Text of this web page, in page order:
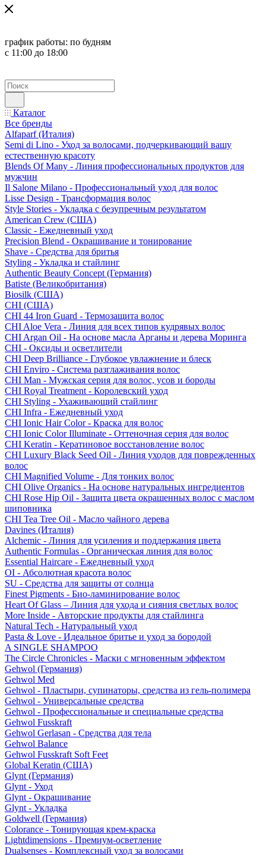
график работы: по будням
с 11:00 до 18:00
Каталог
Все бренды
Alfaparf (Италия)
Semi di Lino - Уход за волосами, подчеркивающий вашу
естественную красоту
Blends Of Many - Линия профессиональных продуктов для
мужчин
Il Salone Milano - Профессиональный уход для волос
Lisse Design - Трансформация волос
Style Stories - Укладка с безупречным результатом
American Crew (США)
Classic - Ежедневный уход
Precision Blend - Окрашивание и тонирование
Shave - Средства для бритья
Styling - Укладка и стайлинг
Authentic Beauty Concept (Германия)
Batiste (Великобритания)
Biosilk (США)
CHI (США)
CHI 44 Iron Guard - Термозащита волос
CHI Aloe Vera - Линия для всех типов кудрявых волос
CHI Argan Oil - На основе масла Арганы и дерева Моринга
CHI - Оксиды и осветлители
CHI Deep Brilliance - Глубокое увлажнение и блеск
CHI Enviro - Система разглаживания волос
CHI Man - Мужская серия для волос, усов и бороды
CHI Royal Treatment - Королевский уход
CHI Styling - Ухаживающий стайлинг
CHI Infra - Ежедневный уход
CHI Ionic Hair Color - Краска для волос
CHI Ionic Color Illuminate - Оттеночная серия для волос
CHI Keratin - Кератиновое восстановление волос
CHI Luxury Black Seed Oil - Линия уходов для поврежденных
волос
CHI Magnified Volume - Для тонких волос
CHI Olive Organics - На основе натуральных ингредиентов
CHI Rose Hip Oil - Защита цвета окрашенных волос с маслом
шиповника
CHI Tea Tree Oil - Масло чайного дерева
Davines (Италия)
Alchemic - Линия для усиления и поддержания цвета
Authentic Formulas - Органическая линия для волос
Essential Haircare - Eжедневный уход
OI - Абсолютная красота волос
SU - Средства для защиты от солнца
Finest Pigments - Био-ламинирование волос
Heart Of Glass – Линия для ухода и сияния светлых волос
More Inside - Авторские продукты для стайлинга
Natural Tech - Натуральный уход
Pasta & Love - Идеальное бритье и уход за бородой
A SINGLE SHAMPOO
The Circle Chronicles - Маски с мгновенным эффектом
Gehwol (Германия)
Gehwol Med
Gehwol - Пластыри, супинаторы, средства из гель-полимера
Gehwol - Универсальные средства
Gehwol - Профессиональные и специальные средства
Gehwol Fusskraft
Gehwol Gerlasan - Средства для тела
Gehwol Balance
Gehwol Fusskraft Soft Feet
Global Keratin (США)
Glynt (Германия)
Glynt - Уход
Glynt - Окрашивание
Glynt - Укладка
Goldwell (Германия)
Colorance - Тонирующая крем-краска
Lightdimensions - Премиум-осветление
Dualsenses - Комплексный уход за волосами